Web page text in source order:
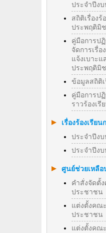
ประจำปีง
สถิติเรื่องร้
ประพฤติมิ
คู่มือการป
จัดการเรื่อ
แจ้งเบาะ
ประพฤติมิ
ข้อมูลสถิติเ
คู่มือการป
ราวร้องเรี
เรื่องร้องเรีย
ประจำปีง
ประจำปีง
ศูนย์ช่วยเหลื
คำสั่งจัดตั้
ประชาชน
แต่งตั้งคณ
ประชาชน
แต่งตั้งคณ